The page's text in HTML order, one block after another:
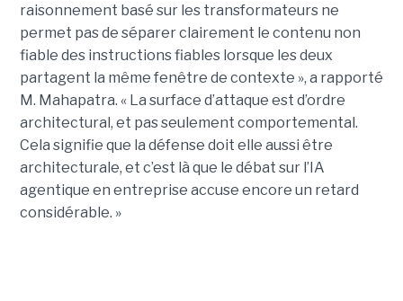
raisonnement basé sur les transformateurs ne
permet pas de séparer clairement le contenu non
fiable des instructions fiables lorsque les deux
partagent la même fenêtre de contexte », a rapporté
M. Mahapatra. « La surface d’attaque est d’ordre
architectural, et pas seulement comportemental.
Cela signifie que la défense doit elle aussi être
architecturale, et c’est là que le débat sur l’IA
agentique en entreprise accuse encore un retard
considérable. »